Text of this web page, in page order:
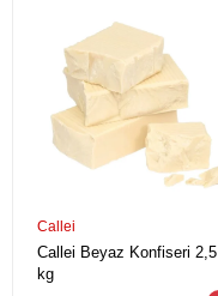
Callei
Callei Beyaz Konfiseri 2,5
kg